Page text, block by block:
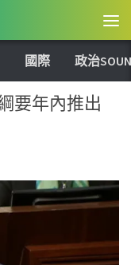
國際 政治
要年內推出